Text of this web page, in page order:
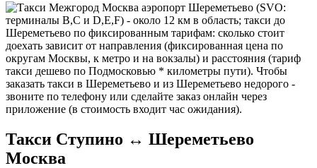
аэропорт Шереметьево (SVO:
терминалы B,C и D,E,F) - около 12 км в область; такси до
Шереметьево по фиксированным тарифам: сколько стоит
доехать зависит от направления (фиксированная цена по
округам Москвы, к метро и на вокзалы) и расстояния (тариф
такси дешево по Подмосковью * километры пути). Чтобы
заказать такси в Шереметьево и из Шереметьево недорого -
звоните по телефону или сделайте заказ онлайн через
приложение (в стоимость входит час ожидания).
Такси Ступино ↔ Шереметьево
Москва